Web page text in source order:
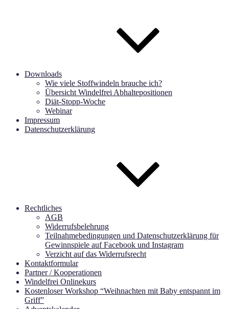
Downloads
Wie viele Stoffwindeln brauche ich?
Übersicht Windelfrei Abhaltepositionen
Diät-Stopp-Woche
Webinar
Impressum
Datenschutzerklärung
Rechtliches
AGB
Widerrufsbelehrung
Teilnahmebedingungen und Datenschutzerklärung für
Gewinnspiele auf Facebook und Instagram
Verzicht auf das Widerrufsrecht
Kontaktformular
Partner / Kooperationen
Windelfrei Onlinekurs
Kostenloser Workshop “Weihnachten mit Baby entspannt im
Griff”